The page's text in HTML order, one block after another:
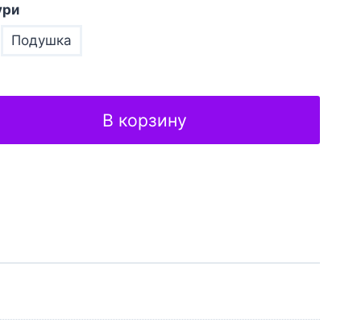
Подушка
В корзину